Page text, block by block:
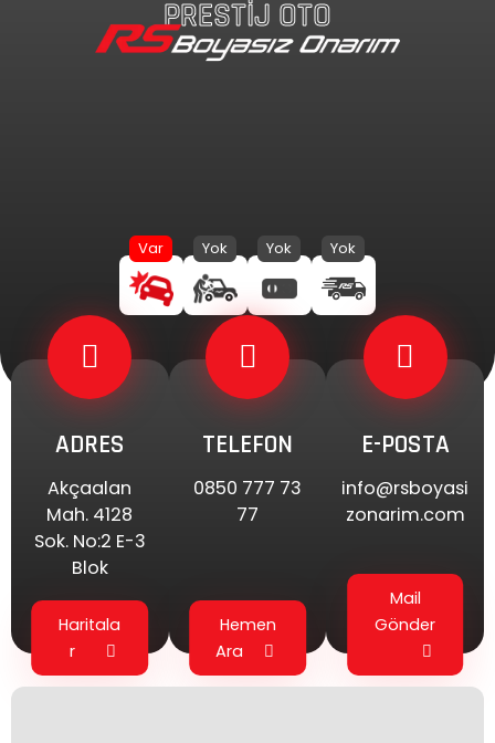
PRESTİJ OTO
ADRES
Akçaalan
Mah. 4128
Sok. No:2 E-3
Blok
Haritala
r
TELEFON
0850 777 73
77
Hemen
Ara
E-POSTA
info@rsboyasi
zonarim.com
Mail
Gönder